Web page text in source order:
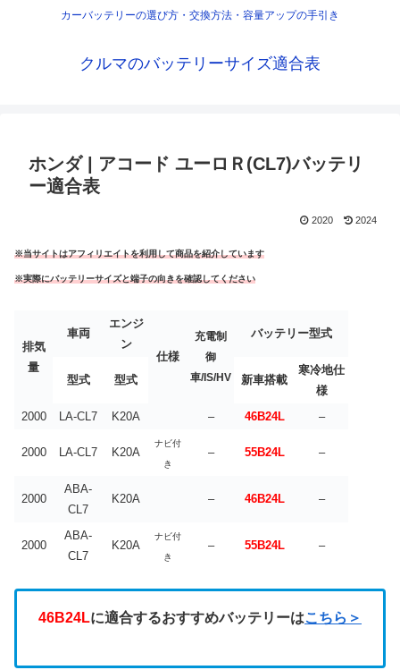
カーバッテリーの選び方・交換方法・容量アップの手引き
クルマのバッテリーサイズ適合表
ホンダ | アコード ユーロＲ(CL7)バッテリ
ー適合表
2020 2024
※当サイトはアフィリエイトを利用して商品を紹介しています
※実際にバッテリーサイズと端子の向きを確認してください
排気
量
車両
エンジ
ン
仕様
充電制
御
車/IS/HV
バッテリー型式
型式 型式 新車搭載
寒冷地仕
様
2000
LA-CL7 K20A – 46B24L –
2000 LA-CL7 K20A
ナビ付
き
– 55B24L –
2000
ABA-
CL7
K20A – 46B24L –
2000
ABA-
CL7
K20A
ナビ付
き
– 55B24L –
46B24Lに適合するおすすめバッテリーはこちら＞